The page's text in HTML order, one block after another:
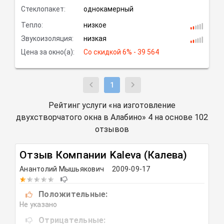
Стеклопакет:
однокамерный
Тепло:
низкое
Звукоизоляция:
низкая
Цена за окно(а):
Со скидкой 6% - 39 564
1
Рейтинг услуги «на изготовление
двухстворчатого окна в Алабино» 4 на основе 102
отзывов
Отзыв Компании Kaleva (Калева)
Анантолий Мышьякович 2009-09-17
Положительные:
Не указано
Отрицательные: